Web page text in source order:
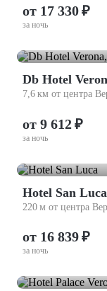
от 17 330 ₽
за ночь
Db Hotel
7,6 км от центра
от 9 612 ₽
за ночь
Hotel San Luca
220 м от центра
от 16 839 ₽
за ночь